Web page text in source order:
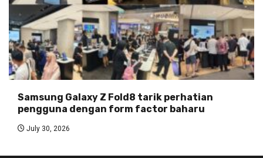
Samsung Galaxy Z Fold8 tarik perhatian
pengguna dengan form factor baharu
July 30, 2026